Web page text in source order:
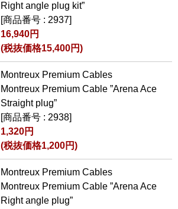
Right angle plug kit”
[商品番号 : 2937]
16,940円
(税抜価格15,400円)
Montreux Premium Cables
Montreux Premium Cable ”Arena Ace
Straight plug”
[商品番号 : 2938]
1,320円
(税抜価格1,200円)
Montreux Premium Cables
Montreux Premium Cable ”Arena Ace
Right angle plug”